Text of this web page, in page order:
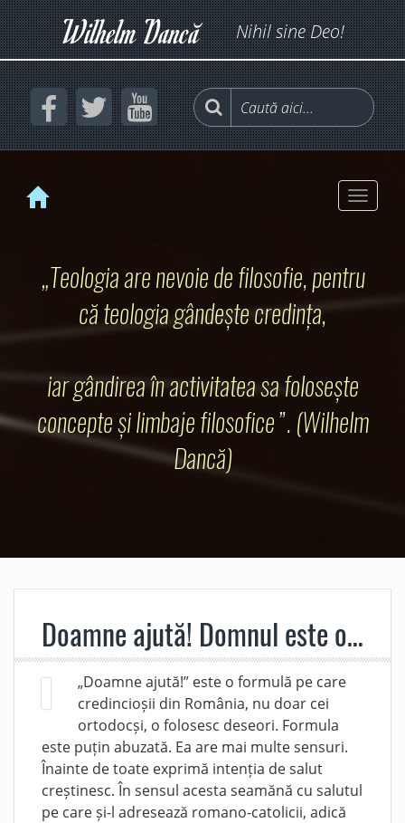
Wilhelm Dancă Nihil sine Deo!
Toggle
„Teologia are nevoie de filosofie, pentru
că teologia gândește credința,
iar gândirea în activitatea sa folosește
concepte și limbaje filosofice”. (Wilhelm
Dancă)
Doamne ajută! Domnul este ocupat, pot să vă ajut eu?
„Doamne ajută!” este o formulă pe care
credincioșii din România, nu doar cei
ortodocși, o folosesc deseori. Formula
este puțin abuzată. Ea are mai multe sensuri.
Înainte de toate exprimă intenția de salut
creștinesc. În sensul acesta seamănă cu salutul
pe care și-l adresează romano-catolicii, adică